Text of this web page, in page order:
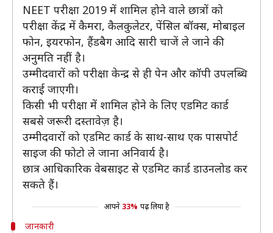
NEET परीक्षा 2019 में शामिल होने वाले छात्रों को
परीक्षा केंद्र में कैमरा, कैलकुलेटर, पेंसिल बॉक्स, मोबाइल
फोन, इयरफोन, हैंडबैग आदि सारी चाजें ले जाने की
अनुमति नहीं है।
उम्मीदवारों को परीक्षा केन्द्र से ही पेन और कॉपी उपलब्धि
कराई जाएगी।
किसी भी परीक्षा में शामिल होने के लिए एडमिट कार्ड
सबसे जरूरी दस्तावेज़ है।
उम्मीदवारों को एडमिट कार्ड के साथ-साथ एक पासपोर्ट
साइज की फोटो ले जाना अनिवार्य है।
छात्र आधिकारिक वेबसाइट से एडमिट कार्ड डाउनलोड कर
सकते हैं।
आपने 33% पढ़ लिया है
जानकारी